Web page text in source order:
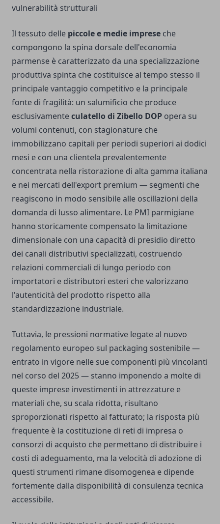
vulnerabilità strutturali
Il tessuto delle piccole e medie imprese che
compongono la spina dorsale dell'economia
parmense è caratterizzato da una specializzazione
produttiva spinta che costituisce al tempo stesso il
principale vantaggio competitivo e la principale
fonte di fragilità: un salumificio che produce
esclusivamenteculatello di Zibello DOP opera su
volumi contenuti, con stagionature che
immobilizzano capitali per periodi superiori ai dodici
mesi e con una clientela prevalentemente
concentrata nella ristorazione di alta gamma italiana
e nei mercati dell'export premium — segmenti che
reagiscono in modo sensibile alle oscillazioni della
domanda di lusso alimentare. Le PMI parmigiane
hanno storicamente compensato la limitazione
dimensionale con una capacità di presidio diretto
dei canali distributivi specializzati, costruendo
relazioni commerciali di lungo periodo con
importatori e distributori esteri che valorizzano
l'autenticità del prodotto rispetto alla
standardizzazione industriale.
Tuttavia, le pressioni normative legate al nuovo
regolamento europeo sul packaging sostenibile —
entrato in vigore nelle sue componenti più vincolanti
nel corso del 2025 — stanno imponendo a molte di
queste imprese investimenti in attrezzature e
materiali che, su scala ridotta, risultano
sproporzionati rispetto al fatturato; la risposta più
frequente è la costituzione di reti di impresa o
consorzi di acquisto che permettano di distribuire i
costi di adeguamento, ma la velocità di adozione di
questi strumenti rimane disomogenea e dipende
fortemente dalla disponibilità di consulenza tecnica
accessibile.